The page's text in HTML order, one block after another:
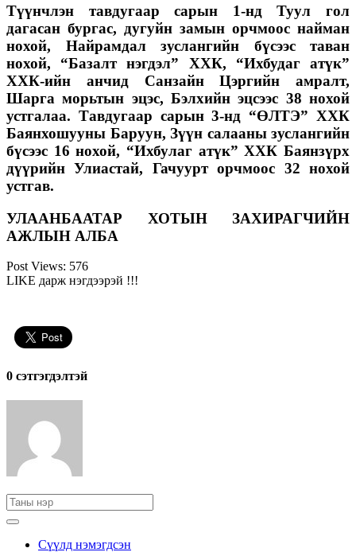
Түүнчлэн тавдугаар сарын 1-нд Туул гол
дагасан бургас, дугуйн замын орчмоос найман
нохой, Найрамдал зуслангийн бүсээс таван
нохой, “Базалт нэгдэл” ХХК, “Ихбудаг атүк”
ХХК-ийн анчид Санзайн Цэргийн амралт,
Шарга морьтын эцэс, Бэлхийн эцсээс 38 нохой
устгалаа. Тавдугаар сарын 3-нд “ӨЛТЭ” ХХК
Баянхошууны Баруун, Зүүн салааны зуслангийн
бүсээс 16 нохой, “Ихбулаг атүк” ХХК Баянзүрх
дүүрийн Улиастай, Гачуурт орчмоос 32 нохой
устгав.
УЛААНБААТАР ХОТЫН ЗАХИРАГЧИЙН
АЖЛЫН АЛБА
Post Views: 576
LIKE дарж нэгдээрэй !!!
0 cэтгэгдэлтэй
Сүүлд нэмэгдсэн